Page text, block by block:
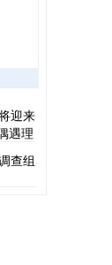
迎来
遇理
查组